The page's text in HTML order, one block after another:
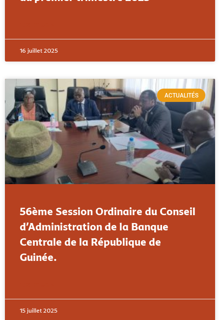
16 juillet 2025
ACTUALITÉS
56ème Session Ordinaire du Conseil
d’Administration de la Banque
Centrale de la République de
Guinée.
15 juillet 2025